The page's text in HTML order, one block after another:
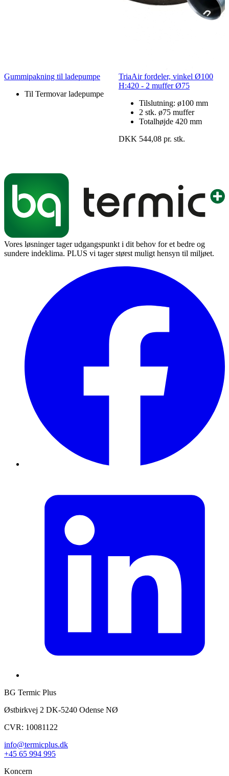
Gummipakning til ladepumpe
Til Termovar ladepumpe
TriaAir fordeler, vinkel Ø100
H:420 - 2 muffer Ø75
Tilslutning: ø100 mm
2 stk. ø75 muffer
Totalhøjde 420 mm
DKK 544,08 pr. stk.
Vores løsninger tager udgangspunkt i dit behov for et bedre og
sundere indeklima. PLUS vi tager størst muligt hensyn til miljøet.
BG Termic Plus
Østbirkvej 2 DK-5240 Odense NØ
CVR: 10081122
info@termicplus.dk
+45 65 994 995
Koncern